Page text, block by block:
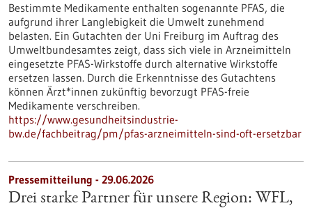
Bestimmte Medikamente enthalten sogenannte PFAS, die
aufgrund ihrer Langlebigkeit die Umwelt zunehmend
belasten. Ein Gutachten der Uni Freiburg im Auftrag des
Umweltbundesamtes zeigt, dass sich viele in Arzneimitteln
eingesetzte PFAS-Wirkstoffe durch alternative Wirkstoffe
ersetzen lassen. Durch die Erkenntnisse des Gutachtens
können Ärzt*innen zukünftig bevorzugt PFAS-freie
Medikamente verschreiben.
https://www.gesundheitsindustrie-
bw.de/fachbeitrag/pm/pfas-arzneimitteln-sind-oft-ersetzbar
Pressemitteilung - 29.06.2026
Drei starke Partner für unsere Region: WFL,